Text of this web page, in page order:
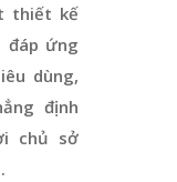
thiết kế
đáp ứng
dùng,
định
chủ sở